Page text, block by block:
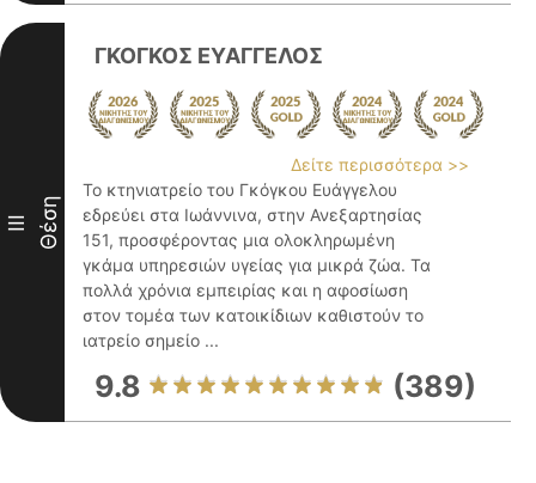
III Θέση
ΓΚΟΓΚΟΣ ΕΥΑΓΓΕΛΟΣ
Δείτε περισσότερα >>
Το κτηνιατρείο του Γκόγκου Ευάγγελου
εδρεύει στα Ιωάννινα, στην Ανεξαρτησίας
151, προσφέροντας μια ολοκληρωμένη
γκάμα υπηρεσιών υγείας για μικρά ζώα. Τα
πολλά χρόνια εμπειρίας και η αφοσίωση
στον τομέα των κατοικίδιων καθιστούν το
ιατρείο σημείο ...
9.8 (389)